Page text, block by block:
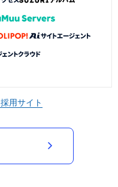
採用サイト